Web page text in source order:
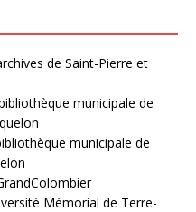
de Saint-Pierre et
municipale de
municipale de
Mémorial de Terre-